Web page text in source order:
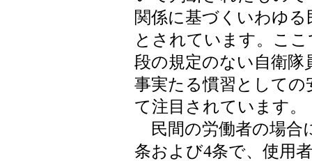
関係に基づくいわゆ
とされています。こ
段の規定のない自衛
事実たる慣習として
て注目されています。
民間の労働者の場合
条および4条で、使用